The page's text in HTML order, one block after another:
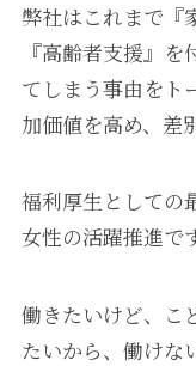
弊社はこれまで『
『高齢者支援』
てしまう事由をト
加価値を高め、差
福利厚生としての
女性の活躍推進で
働きたいけど、こ
たいから、働けな